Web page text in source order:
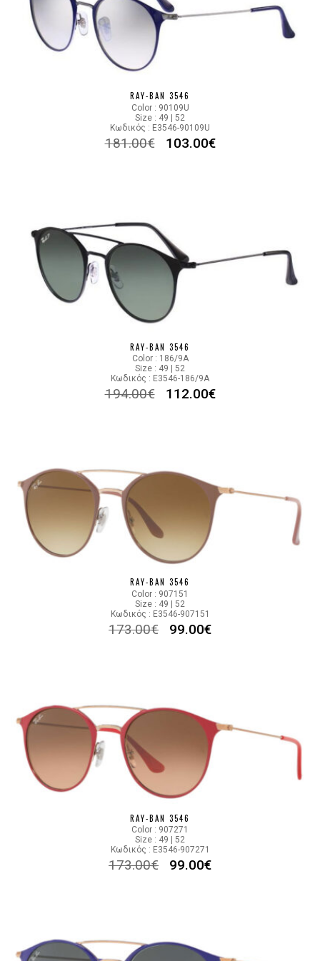
RAY-BAN 3546
Color : 90109U
Size : 49 | 52
Κωδικός : E3546-90109U
181.00€ 103.00€
RAY-BAN 3546
Color : 186/9A
Size : 49 | 52
Κωδικός : E3546-186/9A
194.00€ 112.00€
RAY-BAN 3546
Color : 907151
Size : 49 | 52
Κωδικός : E3546-907151
173.00€ 99.00€
RAY-BAN 3546
Color : 907271
Size : 49 | 52
Κωδικός : E3546-907271
173.00€ 99.00€